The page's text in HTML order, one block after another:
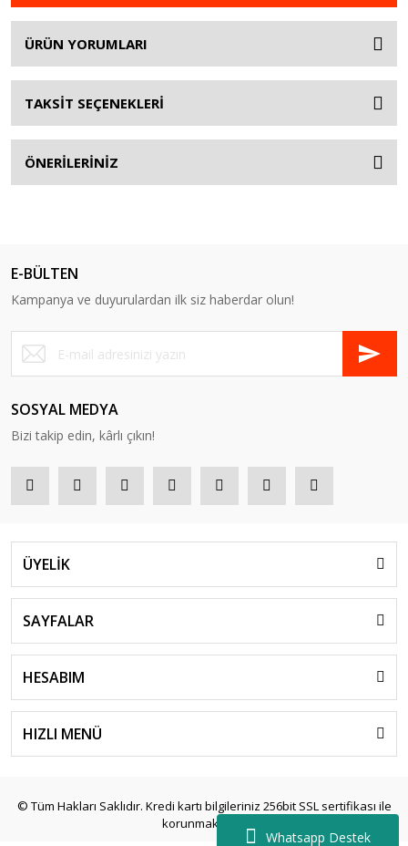
Whatsapp Destek
ÜRÜN YORUMLARI
TAKSİT SEÇENEKLERİ
ÖNERİLERİNİZ
E-BÜLTEN
Kampanya ve duyurulardan ilk siz haberdar olun!
SOSYAL MEDYA
Bizi takip edin, kârlı çıkın!
ÜYELİK
SAYFALAR
HESABIM
HIZLI MENÜ
© Tüm Hakları Saklıdır. Kredi kartı bilgileriniz 256bit SSL sertifikası ile
korunmaktadır.